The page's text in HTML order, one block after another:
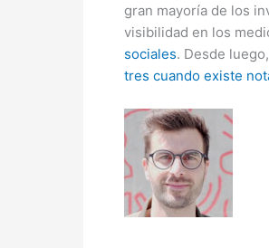
gran mayoría de los
visibilidad en los
sociales. Desde
tres cuando existe